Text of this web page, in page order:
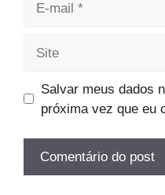
Salvar meus dados
próxima vez que eu